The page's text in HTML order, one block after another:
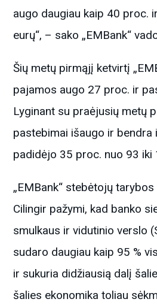
augo daugiau kaip 40 proc.
eurų“, – sako „EMBank“
Šių metų pirmąjį ketvirtį
pajamos augo 27 proc. ir
Lyginant su praėjusių metų
pastebimai išaugo ir bendra
padidėjo 35 proc. nuo 93 iki
„EMBank“ stebėtojų
Cilingir pažymi, kad banko
smulkaus ir vidutinio verslo
sudaro daugiau kaip 95 %
ir sukuria didžiausią dalį
šalies ekonomika toliau